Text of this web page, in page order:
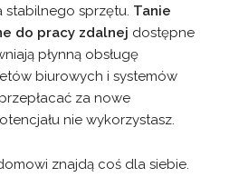
stabilnego sprzętu. Tanie
do pracy zdalnej dostępne
płynną obsługę
biurowych i systemów
za nowe
nie wykorzystasz.
znajdą coś dla siebie.